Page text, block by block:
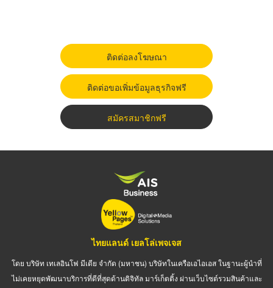
ติดต่อลงโฆษณา
ติดต่อขอเพิ่มข้อมูลธุรกิจฟรี
สมัครสมาชิกฟรี
ไทยแลนด์ เยลโล่เพจเจส
โดย บริษัท เทเลอินโฟ มีเดีย จำกัด (มหาชน) บริษัทในเครือเอไอเอส ในฐานะผู้นำที่
ไม่เคยหยุดพัฒนาบริการที่ดีที่สุดด้านดิจิทัล มาร์เก็ตติ้ง ผ่านเว็บไซต์รวมสินค้าและ